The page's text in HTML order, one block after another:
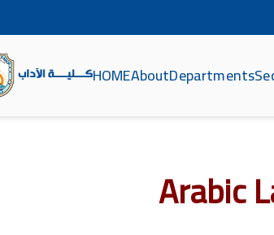
HOMEAboutDepartments
Arabic